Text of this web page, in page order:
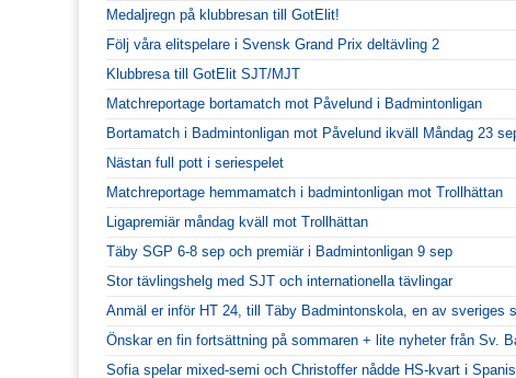
Medaljregn på klubbresan till GotElit!
Följ våra elitspelare i Svensk Grand Prix deltävling 2
Klubbresa till GotElit SJT/MJT
Matchreportage bortamatch mot Påvelund i Badmintonligan
Bortamatch i Badmintonligan mot Påvelund ikväll Måndag 23
Nästan full pott i seriespelet
Matchreportage hemmamatch i badmintonligan mot Trollhättan
Ligapremiär måndag kväll mot Trollhättan
Täby SGP 6-8 sep och premiär i Badmintonligan 9 sep
Stor tävlingshelg med SJT och internationella tävlingar
Anmäl er inför HT 24, till Täby Badmintonskola, en av sveriges
Önskar en fin fortsättning på sommaren + lite nyheter från Sv.
Sofia spelar mixed-semi och Christoffer nådde HS-kvart i